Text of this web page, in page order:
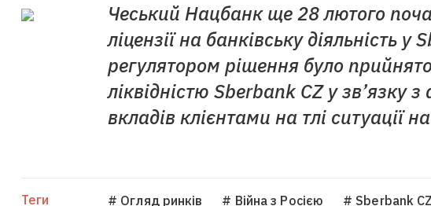
Чеський Нацбанк ще 28 лютого
ліцензії на банківську діяльність
регулятором рішення було
ліквідністю Sberbank CZ у зв’язку
вкладів клієнтами на тлі ситуації
Теги # Огляд ринків # Війна з Росією # Sberbank CZ